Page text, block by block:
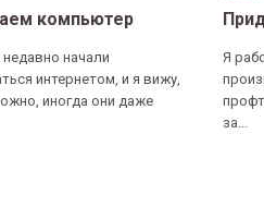
компьютер
начали
интернетом, и я вижу,
иногда они даже
Я
за...